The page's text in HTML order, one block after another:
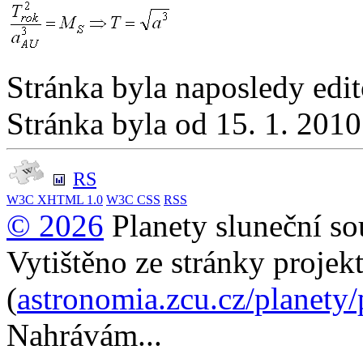
Stránka byla naposledy
Stránka byla od 15. 1.
RS
W3C XHTML 1.0 W3C CSS RSS
© 2026 Planety sluneční
Vytištěno ze stránky
(astronomia.zcu.cz/
Nahrávám...